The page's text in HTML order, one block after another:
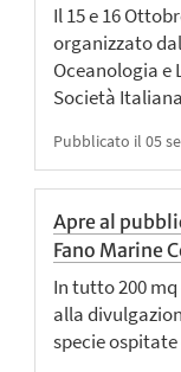
Il 15 e 16
organizzato
Oceanologia e
Società
Pubblicato il 05
Apre al
Fano Marine
In tutto 200
alla
specie